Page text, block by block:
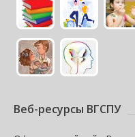
Веб-ресурсы ВГСПУ